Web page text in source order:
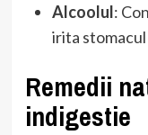
Alcoolul:
irita
Remedii
indigestie